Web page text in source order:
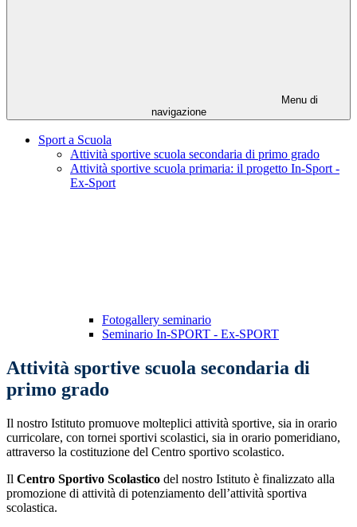
Menu di
navigazione
Sport a Scuola
Attività sportive scuola secondaria di primo grado
Attività sportive scuola primaria: il progetto In-Sport -
Ex-Sport
Fotogallery seminario
Seminario In-SPORT - Ex-SPORT
Attività sportive scuola secondaria di
primo grado
Il nostro Istituto promuove molteplici attività sportive, sia in orario
curricolare, con tornei sportivi scolastici, sia in orario pomeridiano,
attraverso la costituzione del Centro sportivo scolastico.
Il Centro Sportivo Scolastico del nostro Istituto è finalizzato alla
promozione di attività di potenziamento dell’attività sportiva
scolastica.